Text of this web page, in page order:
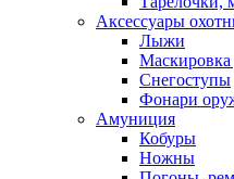
Аксессуары
Лыжи
Маскировка
Снегоступы
Фонари
Амуниция
Кобуры
Ножны